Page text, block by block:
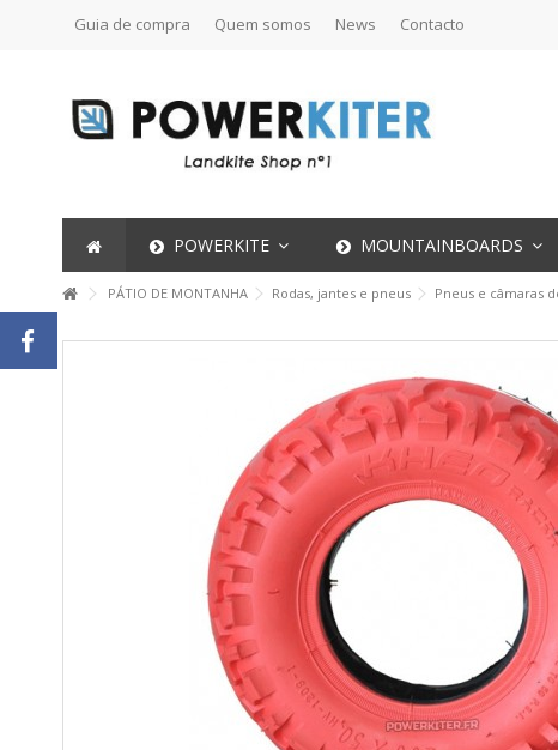
Guia de compra Quem somos News Contacto
POWERKITE MOUNTAINBOARDS
PÁTIO DE MONTANHA Rodas, jantes e pneus Pneus e câmaras